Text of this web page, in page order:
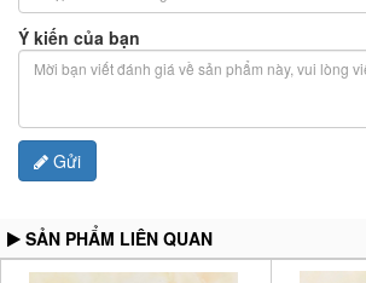
Ý kiến của bạn
Gửi
SẢN PHẨM LIÊN QUAN